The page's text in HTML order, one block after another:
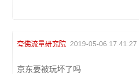
夸佛流量研究院 2019-05-06 17:41:27
京东要被玩坏了吗